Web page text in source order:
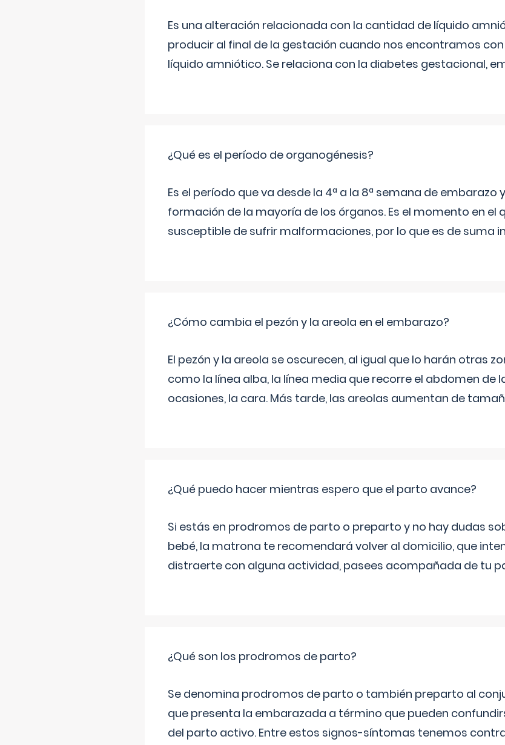
Es una alteración relacionada con la cantidad de líquido
producir al final de la gestación cuando nos encontramos
líquido amniótico. Se relaciona con la diabetes gestacional,
¿Qué es el período de organogénesis?
Es el período que va desde la 4ª a la 8ª semana de embarazo
formación de la mayoría de los órganos. Es el momento en el
susceptible de sufrir malformaciones, por lo que es de suma
¿Cómo cambia el pezón y la areola en el embarazo?
El pezón y la areola se oscurecen, al igual que lo harán otras
como la línea alba, la línea media que recorre el abdomen de
ocasiones, la cara. Más tarde, las areolas aumentan de
¿Qué puedo hacer mientras espero que el parto avance?
Si estás en prodromos de parto o preparto y no hay dudas
bebé, la matrona te recomendará volver al domicilio, que
distraerte con alguna actividad, pasees acompañada de tu
¿Qué son los prodromos de parto?
Se denomina prodromos de parto o también preparto al
que presenta la embarazada a término que pueden
del parto activo. Entre estos signos-síntomas tenemos